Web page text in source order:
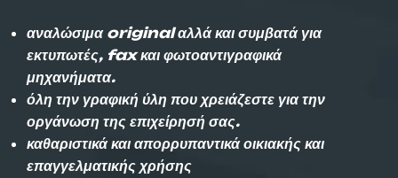
αναλώσιμα original αλλά και συμβατά για
εκτυπωτές, fax και φωτοαντιγραφικά
μηχανήματα.
όλη την γραφική ύλη που χρειάζεστε για την
οργάνωση της επιχείρησή σας.
καθαριστικά και απορρυπαντικά οικιακής και
επαγγελματικής χρήσης